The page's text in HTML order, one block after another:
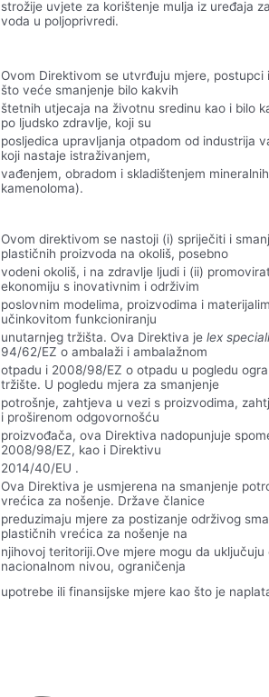
strožije uvjete za korištenje mulja iz uređaja
voda u poljoprivredi.
Ovom Direktivom se utvrđuju mjere,
što veće smanjenje bilo kakvih
štetnih utjecaja na životnu sredinu kao i bilo
po ljudsko zdravlje, koji su
posljedica upravljanja otpadom od industrija
koji nastaje istraživanjem,
vađenjem, obradom i skladištenjem
kamenoloma).
Ovom direktivom se nastoji (i) spriječiti i
plastičnih proizvoda na okoliš, posebno
vodeni okoliš, i na zdravlje ljudi i (ii)
ekonomiju s inovativnim i održivim
poslovnim modelima, proizvodima i
učinkovitom funkcioniranju
unutarnjeg tržišta. Ova Direktiva je lex
94/62/EZ o ambalaži i ambalažnom
otpadu i 2008/98/EZ o otpadu u pogledu
tržište. U pogledu mjera za smanjenje
potrošnje, zahtjeva u vezi s proizvodima,
i proširenom odgovornošću
proizvođača, ova Direktiva nadopunjuje
2008/98/EZ, kao i Direktivu
2014/40/EU .
Ova Direktiva je usmjerena na smanjenje
vrećica za nošenje. Države članice
preduzimaju mjere za postizanje održivog
plastičnih vrećica za nošenje na
njihovoj teritoriji.Ove mjere mogu da
nacionalnom nivou, ograničenja
upotrebe ili finansijske mjere kao što je